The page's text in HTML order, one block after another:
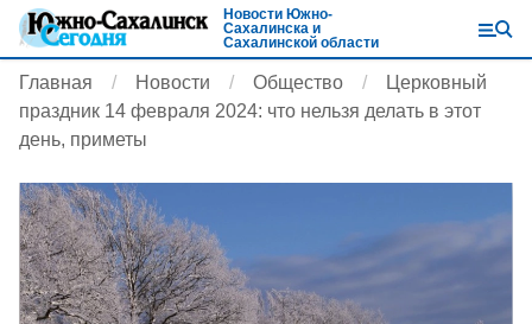
Новости Южно-
Сахалинска и
Сахалинской области
Главная Новости Общество
Церковный
праздник 14 февраля 2024: что нельзя делать в этот
день, приметы